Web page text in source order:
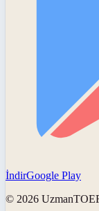
İndirGoogle Play
© 2026